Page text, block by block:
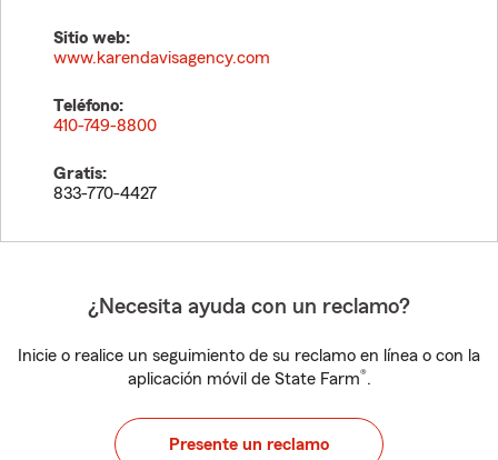
Sitio web:
www.karendavisagency.com
Teléfono:
410-749-8800
Gratis:
833-770-4427
¿Necesita ayuda con un reclamo?
Inicie o realice un seguimiento de su reclamo en línea o con la
aplicación móvil de State Farm®.
Presente un reclamo